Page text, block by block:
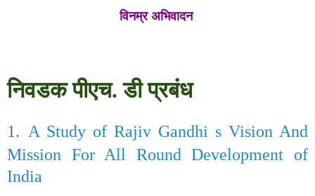
विनम्र अभिवादन
निवडक पीएच. डी प्रबंध
1. A Study of Rajiv Gandhi s Vision And
Mission For All Round Development of
India